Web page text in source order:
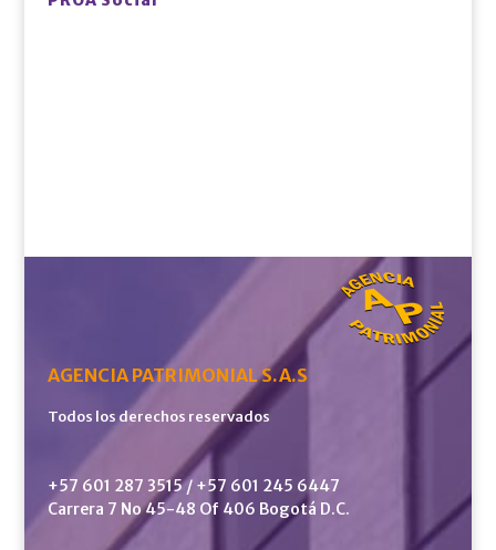
AGENCIA PATRIMONIAL S.A.S
Todos los derechos reservados
+57 601 287 3515 / +57 601 245 6447
Carrera 7 No 45-48 Of 406 Bogotá D.C.